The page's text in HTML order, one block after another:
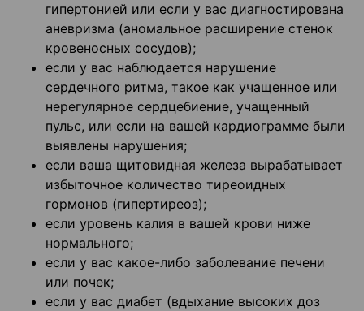
гипертонией или если у вас диагностирована
аневризма (аномальное расширение стенок
кровеносных сосудов);
если у вас наблюдается нарушение
сердечного ритма, такое как учащенное или
нерегулярное сердцебиение, учащенный
пульс, или если на вашей кардиограмме были
выявлены нарушения;
если ваша щитовидная железа вырабатывает
избыточное количество тиреоидных
гормонов (гипертиреоз);
если уровень калия в вашей крови ниже
нормального;
если у вас какое-либо заболевание печени
или почек;
если у вас диабет (вдыхание высоких доз